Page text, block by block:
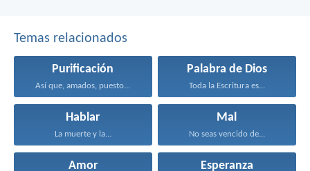
Temas relacionados
Purificación
Así que, amados, puesto...
Palabra de Dios
Toda la Escritura es...
Hablar
La muerte y la...
Mal
No seas vencido de...
Amor Esperanza